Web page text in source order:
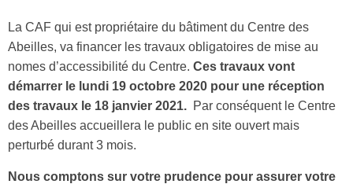
La CAF qui est propriétaire du bâtiment du Centre des
Abeilles, va financer les travaux obligatoires de mise au
nomes d’accessibilité du Centre. Ces travaux vont
démarrer le lundi 19 octobre 2020 pour une réception
des travaux le 18 janvier 2021. Par conséquent le Centre
des Abeilles accueillera le public en site ouvert mais
perturbé durant 3 mois.
Nous comptons sur votre prudence pour assurer votre